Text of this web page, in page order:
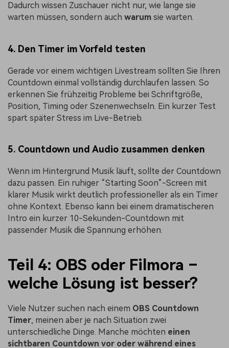
Dadurch wissen Zuschauer nicht nur, wie lange sie
warten müssen, sondern auch warum sie warten.
4. Den Timer im Vorfeld testen
Gerade vor einem wichtigen Livestream sollten Sie Ihren
Countdown einmal vollständig durchlaufen lassen. So
erkennen Sie frühzeitig Probleme bei Schriftgröße,
Position, Timing oder Szenenwechseln. Ein kurzer Test
spart später Stress im Live-Betrieb.
5. Countdown und Audio zusammen denken
Wenn im Hintergrund Musik läuft, sollte der Countdown
dazu passen. Ein ruhiger “Starting Soon”-Screen mit
klarer Musik wirkt deutlich professioneller als ein Timer
ohne Kontext. Ebenso kann bei einem dramatischeren
Intro ein kurzer 10-Sekunden-Countdown mit
passender Musik die Spannung erhöhen.
Teil 4: OBS oder Filmora –
welche Lösung ist besser?
Viele Nutzer suchen nach einem OBS Countdown
Timer, meinen aber je nach Situation zwei
unterschiedliche Dinge. Manche möchten einen
sichtbaren Countdown vor oder während eines